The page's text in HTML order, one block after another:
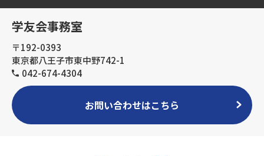
学友会事務室
〒192-0393
東京都八王子市東中野742-1
042-674-4304
お問い合わせはこちら